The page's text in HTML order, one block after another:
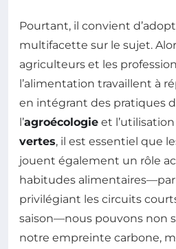
Pourtant, il convient
multifacette sur le sujet.
agriculteurs et les
l’alimentation travaillent à
en intégrant des pratiques
l’agroécologie et
vertes, il est essentiel que
jouent également un rôle
habitudes
privilégiant les circuits
saison—nous pouvons non
notre empreinte carbone,